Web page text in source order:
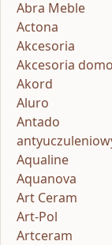
Abra Meble
Actona
Akcesoria
Akcesoria
Akord
Aluro
Antado
Aqualine
Aquanova
Art Ceram
Art-Pol
Artceram